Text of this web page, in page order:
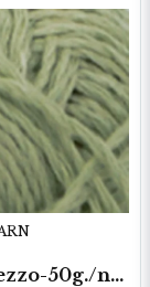
New Arezzo-50g./nyst. 10 st/fp.